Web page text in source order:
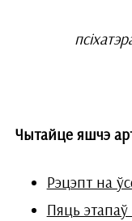
Чытайце яшчэ
Рэцэпт на
Пяць